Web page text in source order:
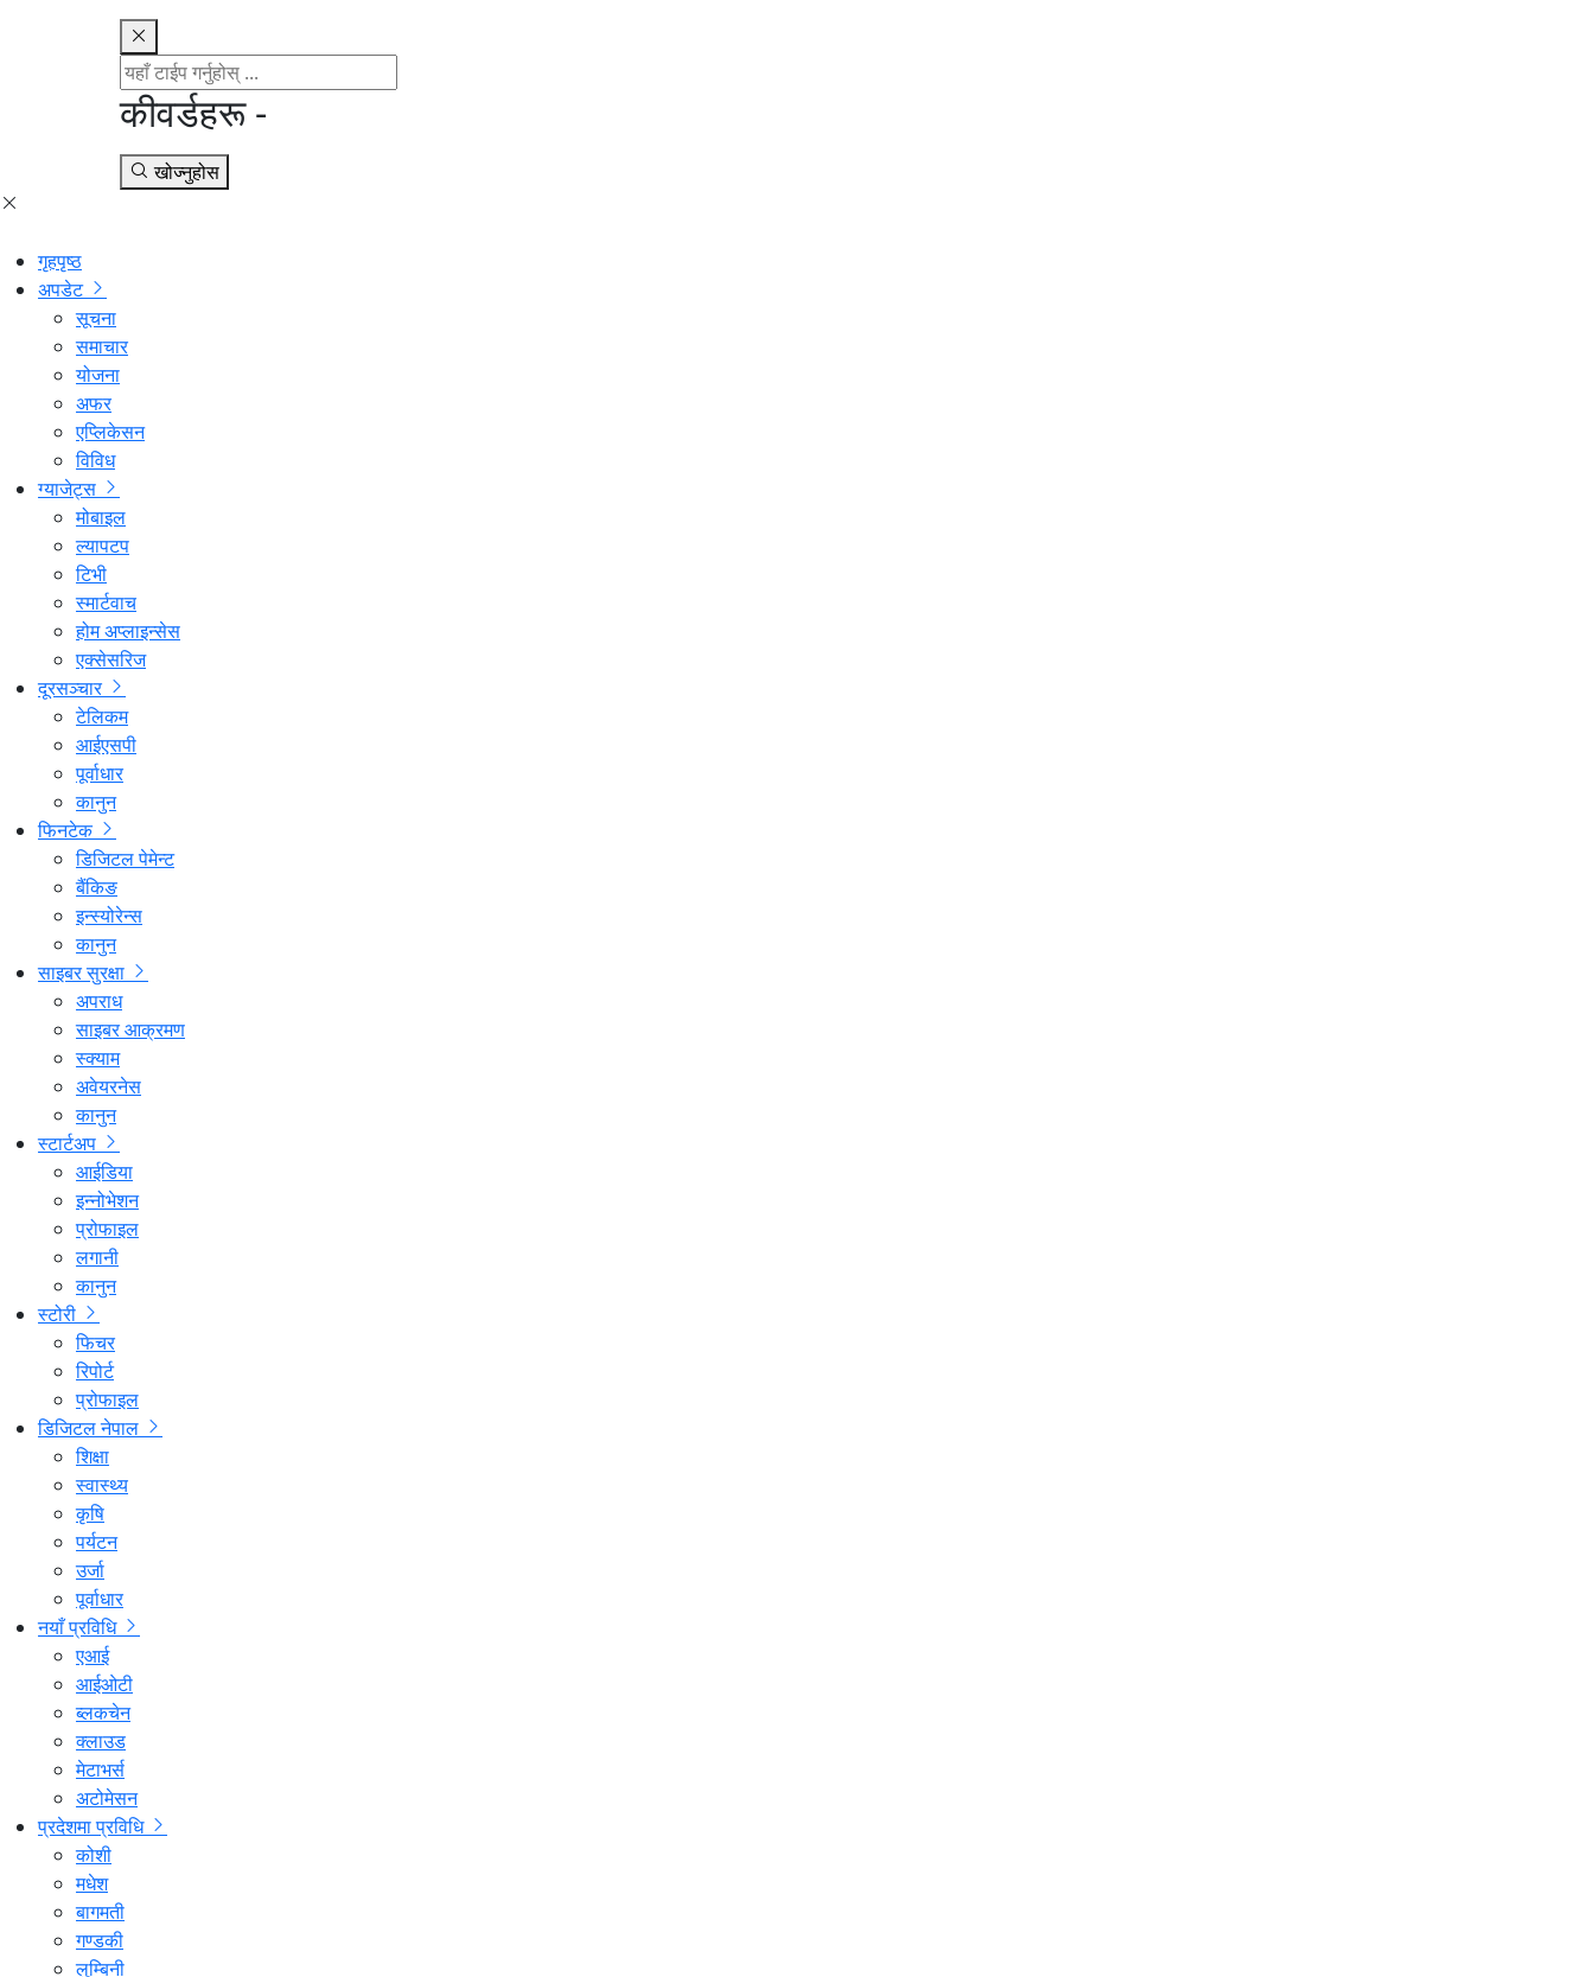
कीवर्डहरू -
खोज्नुहोस
गृहपृष्ठ
अपडेट
सूचना
समाचार
योजना
अफर
एप्लिकेसन
विविध
ग्याजेट्स
मोबाइल
ल्यापटप
टिभी
स्मार्टवाच
होम अप्लाइन्सेस
एक्सेसरिज
दूरसञ्चार
टेलिकम
आईएसपी
पूर्वाधार
कानुन
फिनटेक
डिजिटल पेमेन्ट
बैंकिङ
इन्स्योरेन्स
कानुन
साइबर सुरक्षा
अपराध
साइबर आक्रमण
स्क्याम
अवेयरनेस
कानुन
स्टार्टअप
आईडिया
इन्नोभेशन
प्रोफाइल
लगानी
कानुन
स्टोरी
फिचर
रिपोर्ट
प्रोफाइल
डिजिटल नेपाल
शिक्षा
स्वास्थ्य
कृषि
पर्यटन
उर्जा
पूर्वाधार
नयाँ प्रविधि
एआई
आईओटी
ब्लकचेन
क्लाउड
मेटाभर्स
अटोमेसन
प्रदेशमा प्रविधि
कोशी
मधेश
बागमती
गण्डकी
लुम्बिनी